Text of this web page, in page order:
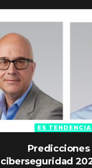
ES TENDENCIA
Predicciones
ciberseguridad